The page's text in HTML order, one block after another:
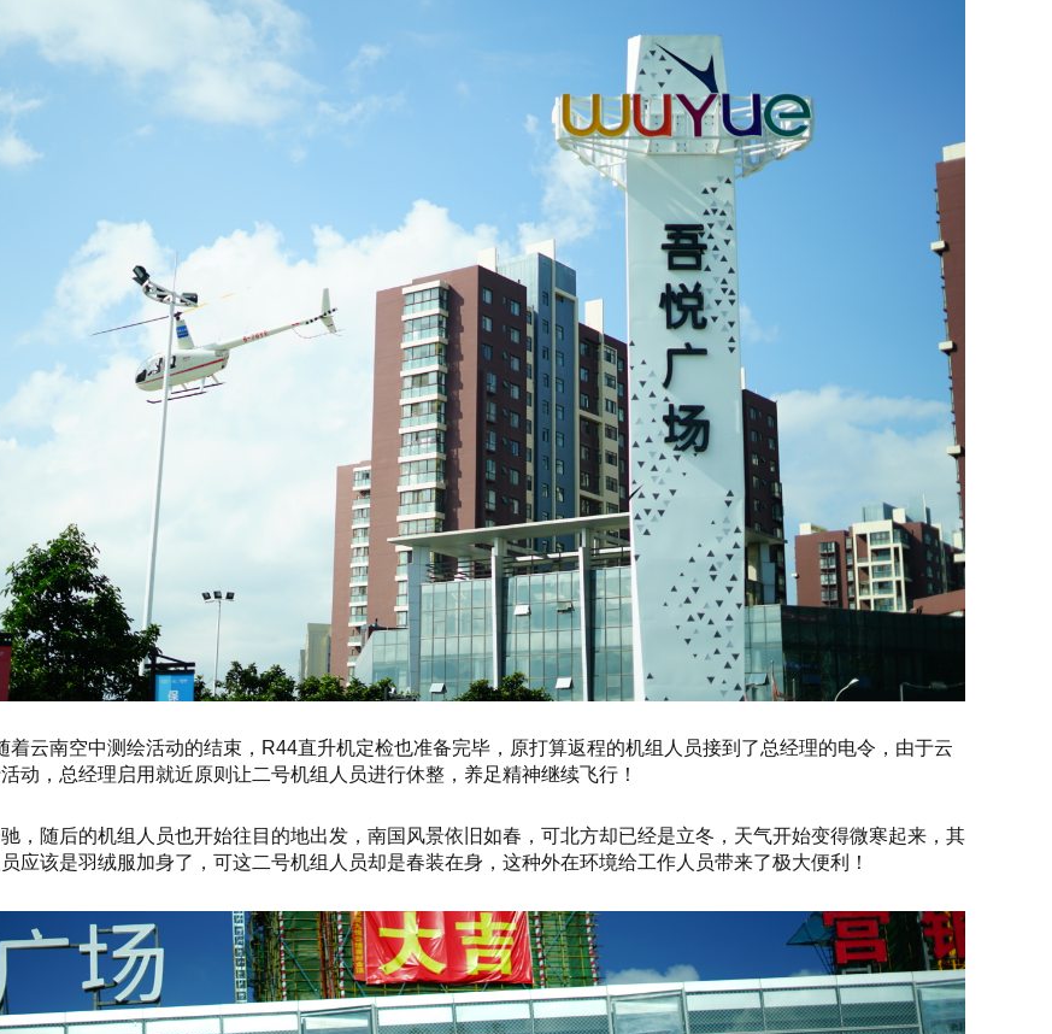
着云南空中测绘活动的结束，R44直升机定检也准备完毕，原打算返程的机组人员接到了总经理的电令，由于云
动，总经理启用就近原则让二号机组人员进行休整，养足精神继续飞行！
，随后的机组人员也开始往目的地出发，南国风景依旧如春，可北方却已经是立冬，天气开始变得微寒起来，其
应该是羽绒服加身了，可这二号机组人员却是春装在身，这种外在环境给工作人员带来了极大便利！